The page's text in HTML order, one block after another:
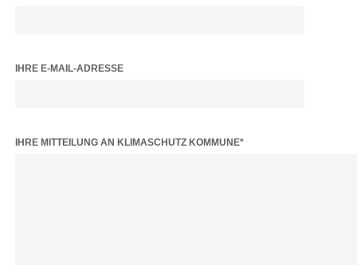
IHRE E-MAIL-ADRESSE
BITTE LASSE DIESES FELD LEER.
IHRE MITTEILUNG AN KLIMASCHUTZ KOMMUNE*